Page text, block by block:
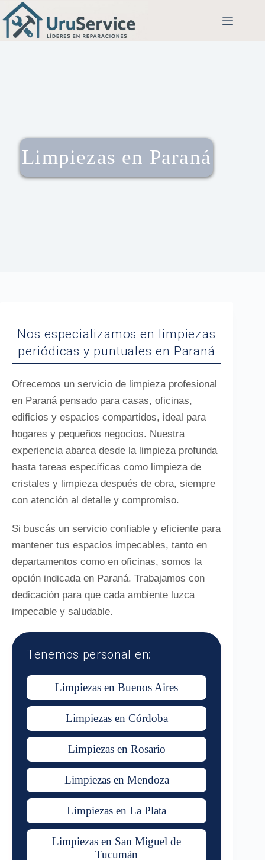
Limpiezas en Paraná
Nos especializamos en limpiezas
periódicas y puntuales en Paraná
Ofrecemos un servicio de limpieza profesional
en Paraná pensado para casas, oficinas,
edificios y espacios compartidos, ideal para
hogares y pequeños negocios. Nuestra
experiencia abarca desde la limpieza profunda
hasta tareas específicas como limpieza de
cristales y limpieza después de obra, siempre
con atención al detalle y compromiso.
Si buscás un servicio confiable y eficiente para
mantener tus espacios impecables, tanto en
departamentos como en oficinas, somos la
opción indicada en Paraná. Trabajamos con
dedicación para que cada ambiente luzca
impecable y saludable.
Tenemos personal en:
Limpiezas en Buenos Aires
Limpiezas en Córdoba
Limpiezas en Rosario
Limpiezas en Mendoza
Limpiezas en La Plata
Limpiezas en San Miguel de
Tucumán